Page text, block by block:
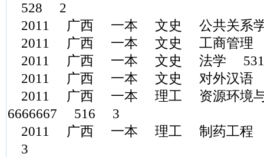
528 2
2011 广西 一本 文史 公共关系
2011 广西 一本 文史 工商管
2011 广西 一本 文史 法学
2011 广西 一本 文史 对外汉
2011 广西 一本 理工 资源环境与
6666667 516 3
2011 广西 一本 理工 制药工程
3